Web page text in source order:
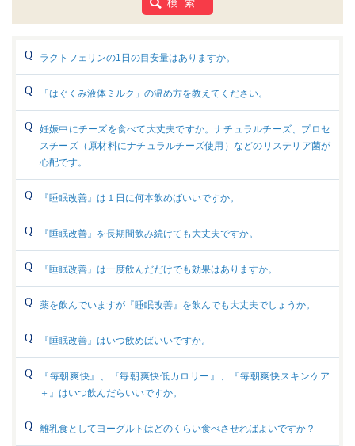
検 索
ラクトフェリンの1日の目安量はありますか。
「はぐくみ液体ミルク」の温め方を教えてください。
妊娠中にチーズを食べて大丈夫ですか。ナチュラルチーズ、プロセ
スチーズ（原材料にナチュラルチーズ使用）などのリステリア菌が
心配です。
『睡眠改善』は１日に何本飲めばいいですか。
『睡眠改善』を長期間飲み続けても大丈夫ですか。
『睡眠改善』は一度飲んだだけでも効果はありますか。
薬を飲んでいますが『睡眠改善』を飲んでも大丈夫でしょうか。
『睡眠改善』はいつ飲めばいいですか。
『毎朝爽快』、『毎朝爽快低カロリー』、『毎朝爽快スキンケア
＋』はいつ飲んだらいいですか。
離乳食としてヨーグルトはどのくらい食べさせればよいですか？